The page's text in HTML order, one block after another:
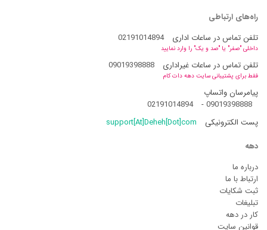
راه‌های ارتباطی
تلفن تماس در ساعات اداری
02191014894
داخلی "صفر" یا "صد و یک" را وارد نمایید
تلفن تماس در ساعات غیراداری 09019398888
فقط برای پشتیبانی سایت دهه دات کام
پیامرسان واتساپ
09019398888
-
02191014894
پست الکترونیکی
support[At]Deheh[Dot]com
دهه
درباره ما
ارتباط با ما
ثبت شکایات
تبلیغات
کار در دهه
قوانین سایت